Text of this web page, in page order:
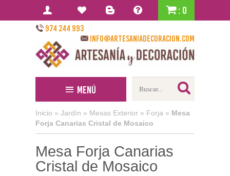
: 0
974 244 993
info@artesaniadecoracion.com
Menú
Inicio » Jardín » Mesas Exterior » Forja » Mesa
Forja Canarias Cristal de Mosaico
Mesa Forja Canarias
Cristal de Mosaico